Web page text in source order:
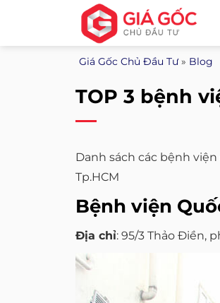
nội
Giá Gốc Chủ Đầu Tư» Blog
TOP 3 bệnh
Danh sách các bệnh
Tp.HCM
Bệnh viện
Địa chỉ: 95/3 Thảo Điền,